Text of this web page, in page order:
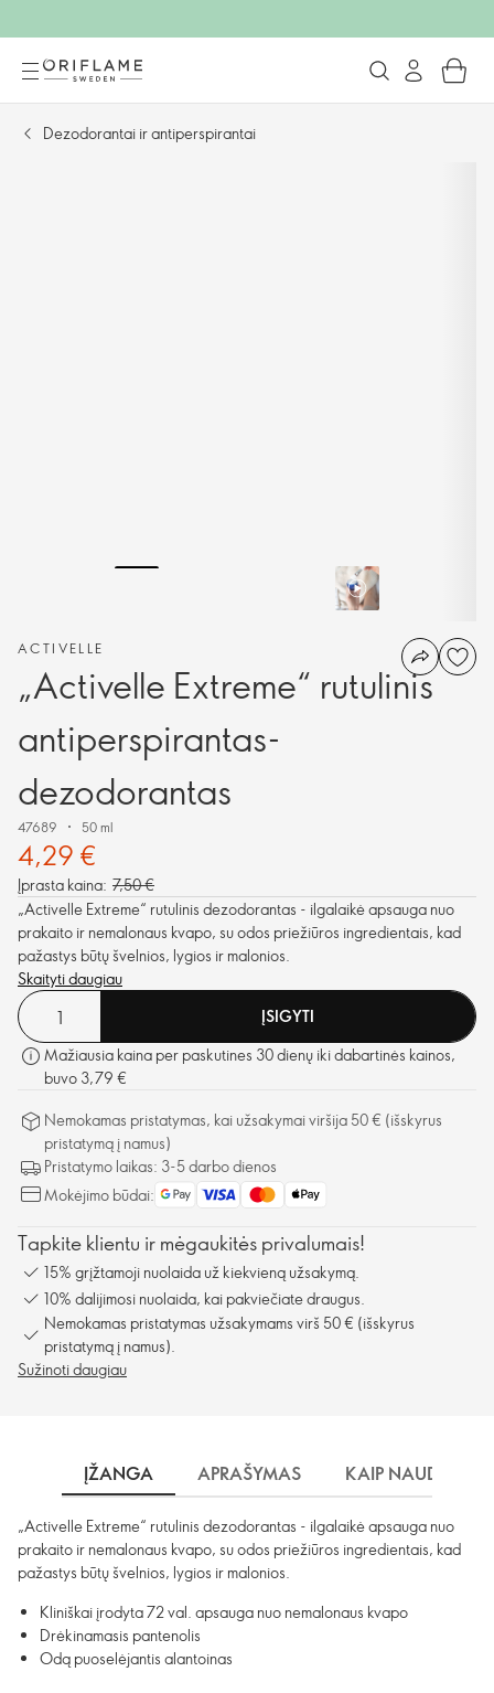
Dezodorantai ir antiperspirantai
ACTIVELLE
„Activelle Extreme“ rutulinis
antiperspirantas-
dezodorantas
47689 50 ml
4,29 €
Įprasta kaina: 7,50 €
„Activelle Extreme“ rutulinis dezodorantas - ilgalaikė apsauga nuo
prakaito ir nemalonaus kvapo, su odos priežiūros ingredientais, kad
pažastys būtų švelnios, lygios ir malonios.
Skaityti daugiau
ĮSIGYTI
Mažiausia kaina per paskutines 30 dienų iki dabartinės kainos,
buvo 3,79 €
Nemokamas pristatymas, kai užsakymai viršija 50 € (išskyrus
pristatymą į namus)
Pristatymo laikas: 3-5 darbo dienos
Mokėjimo būdai:
Tapkite klientu ir mėgaukitės privalumais!
15% grįžtamoji nuolaida už kiekvieną užsakymą.
10% dalijimosi nuolaida, kai pakviečiate draugus.
Nemokamas pristatymas užsakymams virš 50 € (išskyrus
pristatymą į namus).
Sužinoti daugiau
ĮŽANGA APRAŠYMAS KAIP NAUDOTI?
„Activelle Extreme“ rutulinis dezodorantas - ilgalaikė apsauga nuo
prakaito ir nemalonaus kvapo, su odos priežiūros ingredientais, kad
pažastys būtų švelnios, lygios ir malonios.
Kliniškai įrodyta 72 val. apsauga nuo nemalonaus kvapo
Drėkinamasis pantenolis
Odą puoselėjantis alantoinas